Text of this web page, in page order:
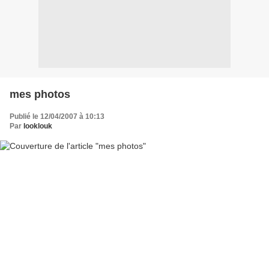
mes photos
Publié le 12/04/2007 à 10:13
Par looklouk